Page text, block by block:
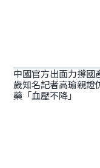
中國官方出面力撐
歲知名記者高瑜親證
藥「血壓不降」